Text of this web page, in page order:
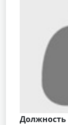
Должность